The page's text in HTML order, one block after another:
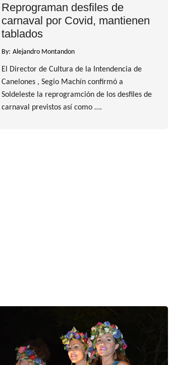
Reprograman desfiles de
carnaval por Covid, mantienen
tablados
By: Alejandro Montandon
El Director de Cultura de la Intendencia de
Canelones , Segio Machín confirmó a
Soldeleste la reprogramción de los desfiles de
carnaval previstos así como ….